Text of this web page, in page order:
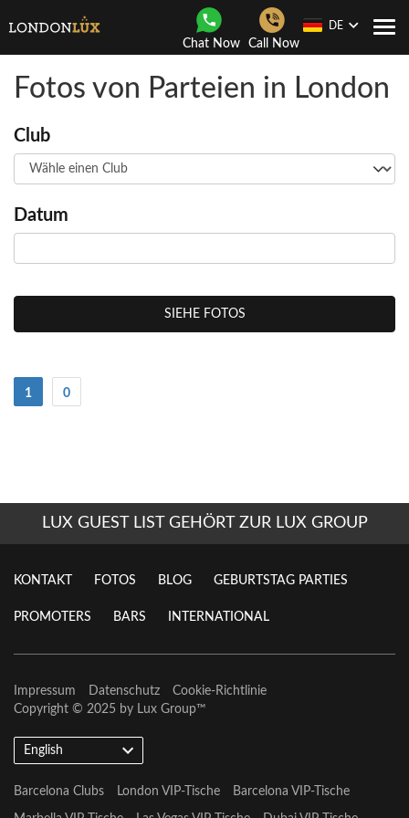
Chat Now Call Now
DE
Fotos von Parteien in London
Club
Datum
SIEHE FOTOS
1 (Strom)
0
LUX GUEST LIST GEHÖRT ZUR LUX GROUP
KONTAKT FOTOS BLOG GEBURTSTAG PARTIES
PROMOTERS BARS INTERNATIONAL
Impressum Datenschutz
Cookie-Richtlinie
Copyright © 2025 by Lux Group™
English
Barcelona Clubs London VIP-Tische Barcelona VIP-Tische